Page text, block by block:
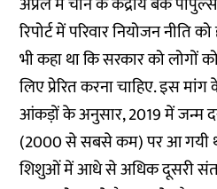
रिपोर्ट में परिवार नियोजन
भी कहा था कि सरकार को
लिए प्रेरित करना चाहिए. इस
आंकड़ों के अनुसार, 2019 में जन्म
(2000 से सबसे कम) पर आ गयी
शिशुओं में आधे से अधिक दूसरी